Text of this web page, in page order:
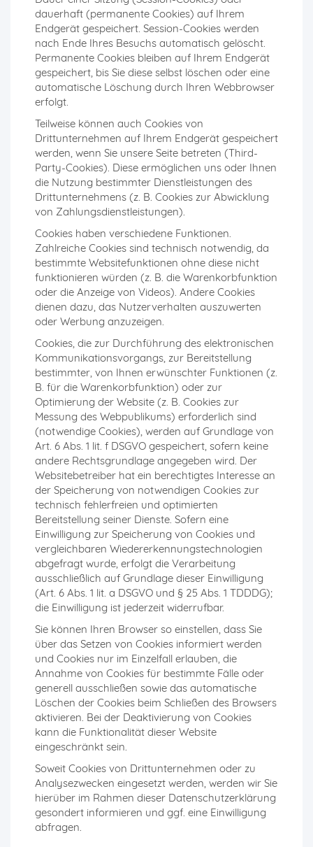
dauerhaft (permanente Cookies) auf Ihrem
Endgerät gespeichert. Session-Cookies werden
nach Ende Ihres Besuchs automatisch gelöscht.
Permanente Cookies bleiben auf Ihrem Endgerät
gespeichert, bis Sie diese selbst löschen oder eine
automatische Löschung durch Ihren Webbrowser
erfolgt.
Teilweise können auch Cookies von
Drittunternehmen auf Ihrem Endgerät gespeichert
werden, wenn Sie unsere Seite betreten (Third-
Party-Cookies). Diese ermöglichen uns oder Ihnen
die Nutzung bestimmter Dienstleistungen des
Drittunternehmens (z. B. Cookies zur Abwicklung
von Zahlungsdienstleistungen).
Cookies haben verschiedene Funktionen.
Zahlreiche Cookies sind technisch notwendig, da
bestimmte Websitefunktionen ohne diese nicht
funktionieren würden (z. B. die Warenkorbfunktion
oder die Anzeige von Videos). Andere Cookies
dienen dazu, das Nutzerverhalten auszuwerten
oder Werbung anzuzeigen.
Cookies, die zur Durchführung des elektronischen
Kommunikationsvorgangs, zur Bereitstellung
bestimmter, von Ihnen erwünschter Funktionen (z.
B. für die Warenkorbfunktion) oder zur
Optimierung der Website (z. B. Cookies zur
Messung des Webpublikums) erforderlich sind
(notwendige Cookies), werden auf Grundlage von
Art. 6 Abs. 1 lit. f DSGVO gespeichert, sofern keine
andere Rechtsgrundlage angegeben wird. Der
Websitebetreiber hat ein berechtigtes Interesse an
der Speicherung von notwendigen Cookies zur
technisch fehlerfreien und optimierten
Bereitstellung seiner Dienste. Sofern eine
Einwilligung zur Speicherung von Cookies und
vergleichbaren Wiedererkennungstechnologien
abgefragt wurde, erfolgt die Verarbeitung
ausschließlich auf Grundlage dieser Einwilligung
(Art. 6 Abs. 1 lit. a DSGVO und § 25 Abs. 1 TDDDG);
die Einwilligung ist jederzeit widerrufbar.
Sie können Ihren Browser so einstellen, dass Sie
über das Setzen von Cookies informiert werden
und Cookies nur im Einzelfall erlauben, die
Annahme von Cookies für bestimmte Fälle oder
generell ausschließen sowie das automatische
Löschen der Cookies beim Schließen des Browsers
aktivieren. Bei der Deaktivierung von Cookies
kann die Funktionalität dieser Website
eingeschränkt sein.
Soweit Cookies von Drittunternehmen oder zu
Analysezwecken eingesetzt werden, werden wir Sie
hierüber im Rahmen dieser Datenschutzerklärung
gesondert informieren und ggf. eine Einwilligung
abfragen.